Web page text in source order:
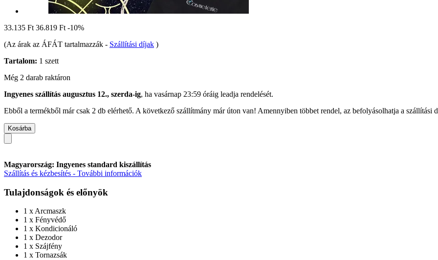
33.135 Ft 36.819 Ft -10%
(Az árak az ÁFÁT tartalmazzák - Szállítási díjak )
Tartalom: 1 szett
Még 2 darab raktáron
Ingyenes szállítás augusztus 12., szerda-ig, ha vasárnap 23:59 óráig leadja rendelését.
Ebből a termékből már csak 2 db elérhető. A következő szállítmány már úton van! Amennyiben többet rendel, az befolyásolhatja a szállítási
Kosárba
Magyarország: Ingyenes standard kiszállítás
Szállítás és kézbesítés - További információk
Tulajdonságok és előnyök
1 x Arcmaszk
1 x Fényvédő
1 x Kondicionáló
1 x Dezodor
1 x Szájfény
1 x Tornazsák